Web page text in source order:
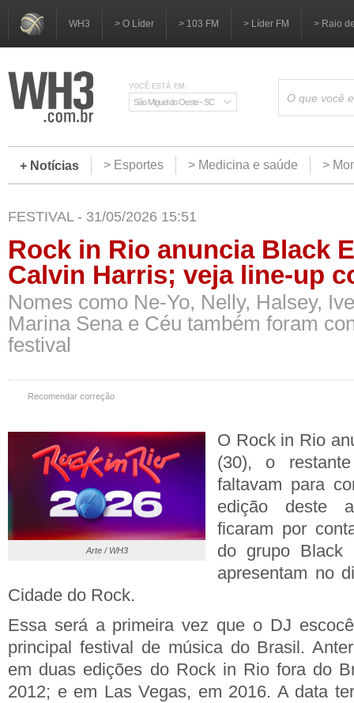
WH3 > O Líder > 103 FM > Líder FM > Raio
VOCÊ ESTÁ EM:
São Miguel do Oeste - SC
+ Notícias > Esportes > Medicina e saúde >
FESTIVAL - 31/05/2026 15:51
Rock in Rio anuncia Black
Calvin Harris; veja line-up
Nomes como Ne-Yo, Nelly, Halsey,
Marina Sena e Céu também foram
festival
Recomendar correção
Arte / WH3
O Rock in Rio
(30), o
faltavam para
edição deste
ficaram por
do grupo Black
apresentam no
Cidade do Rock.
Essa será a primeira vez que o DJ
principal festival de música do Brasil.
em duas edições do Rock in Rio fora do
2012; e em Las Vegas, em 2016. A data